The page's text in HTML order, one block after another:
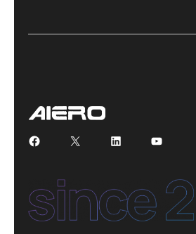
Facebook
X LinkedInYouTube